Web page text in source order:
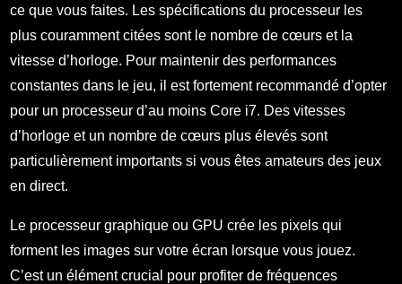
ce que vous faites. Les spécifications du processeur les
plus couramment citées sont le nombre de cœurs et la
vitesse d’horloge. Pour maintenir des performances
constantes dans le jeu, il est fortement recommandé d’opter
pour un processeur d’au moins Core i7. Des vitesses
d’horloge et un nombre de cœurs plus élevés sont
particulièrement importants si vous êtes amateurs des jeux
en direct.
Le processeur graphique ou GPU crée les pixels qui
forment les images sur votre écran lorsque vous jouez.
C’est un élément crucial pour profiter de fréquences